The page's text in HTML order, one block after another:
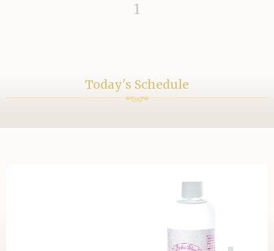
1
Today's Schedule